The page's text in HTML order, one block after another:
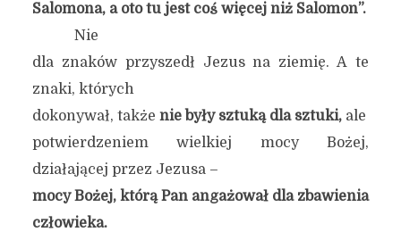
Salomona, a oto tu jest coś więcej niż Salomon”.
Nie
dla znaków przyszedł Jezus na ziemię. A te
znaki, których
dokonywał, także nie były sztuką dla sztuki,ale
potwierdzeniem wielkiej mocy Bożej,
działającej przez Jezusa –
mocy Bożej, którą Pan angażował dla zbawienia
człowieka.